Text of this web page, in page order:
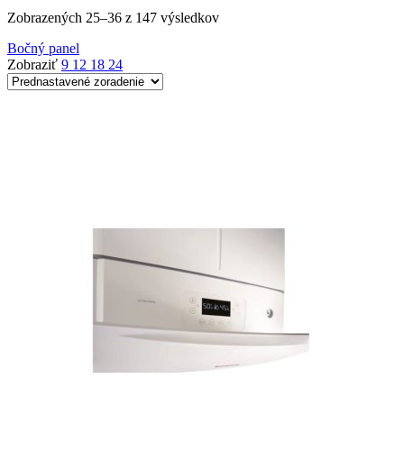
Zobrazených 25–36 z 147 výsledkov
Bočný panel
Zobraziť 9 12 18 24